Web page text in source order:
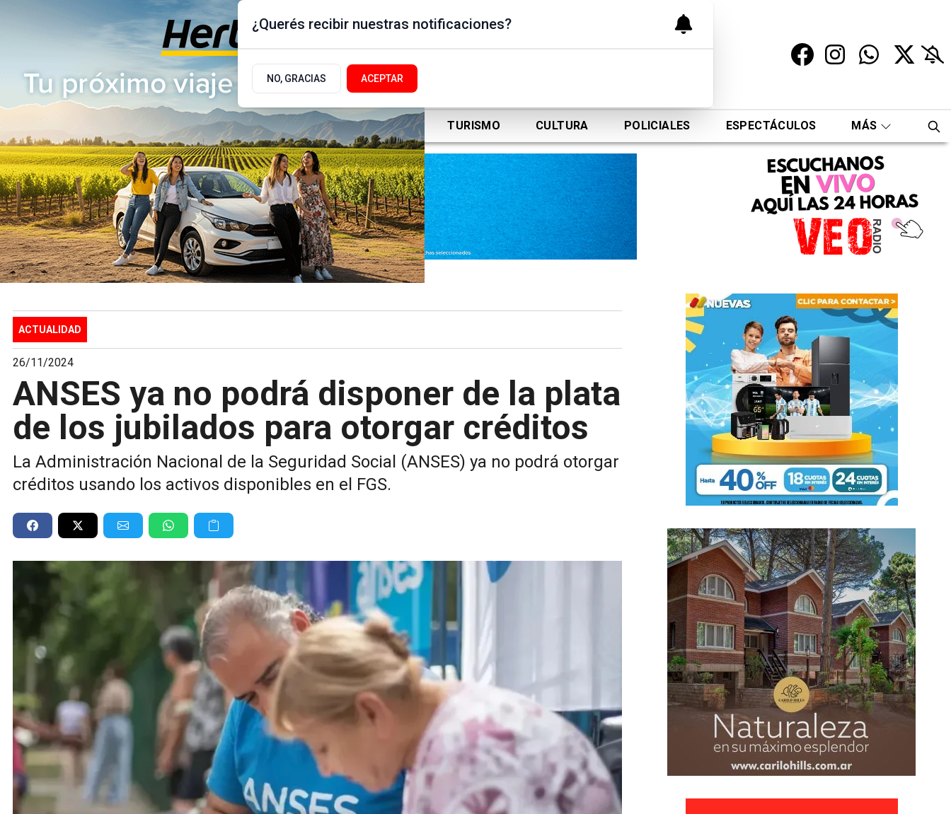
Jueves 6 de Agosto
de 2026
17.9ºc | Buenos Aires, AR
ACTUALIDAD POLÍTICA DEPORTES TURISMO CULTURA POLICIALES ESPECTÁCULOS MÁS
ACTUALIDAD
26/11/2024
ANSES ya no podrá disponer de la plata
de los jubilados para otorgar créditos
La Administración Nacional de la Seguridad Social (ANSES) ya no podrá otorgar
créditos usando los activos disponibles en el FGS.
¿Querés recibir nuestras notificaciones?
NO, GRACIAS ACEPTAR